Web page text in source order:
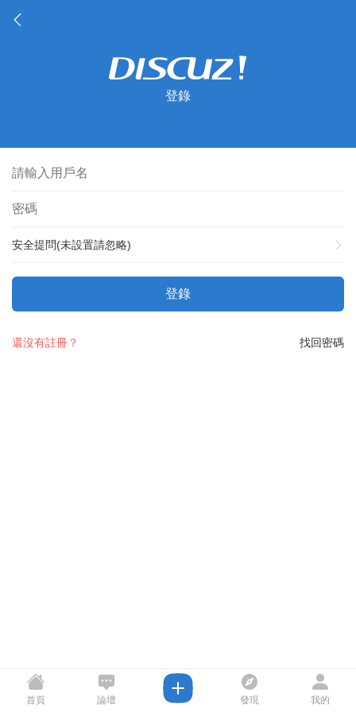
登錄
安全提問(未設置請忽略)
登錄
找回密碼
還沒有註冊？
首頁 論壇 發現 我的